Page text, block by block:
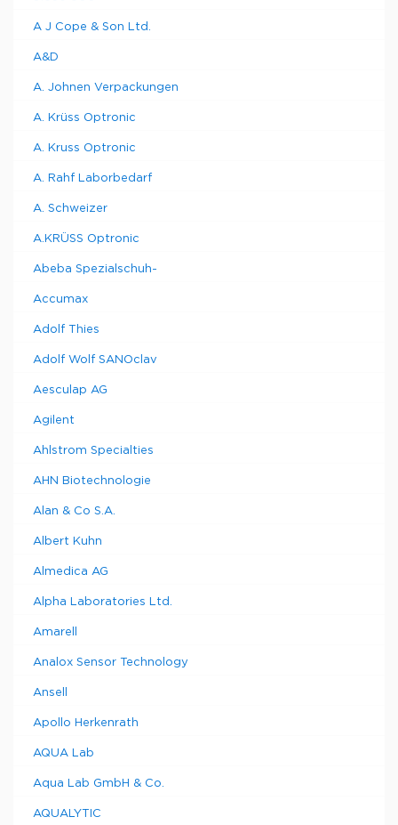
A J Cope & Son Ltd.
A&D
A. Johnen Verpackungen
A. Krüss Optronic
A. Kruss Optronic
A. Rahf Laborbedarf
A. Schweizer
A.KRÜSS Optronic
Abeba Spezialschuh-
Accumax
Adolf Thies
Adolf Wolf SANOclav
Aesculap AG
Agilent
Ahlstrom Specialties
AHN Biotechnologie
Alan & Co S.A.
Albert Kuhn
Almedica AG
Alpha Laboratories Ltd.
Amarell
Analox Sensor Technology
Ansell
Apollo Herkenrath
AQUA Lab
Aqua Lab GmbH & Co.
AQUALYTIC